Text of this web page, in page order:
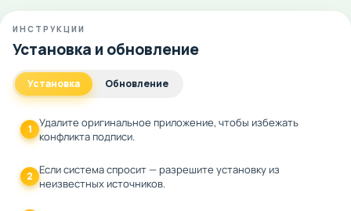
ИНСТРУКЦИИ
Установка и обновление
Установка Обновление
1 Удалите оригинальное приложение, чтобы избежать
конфликта подписи.
2 Если система спросит — разрешите установку из
неизвестных источников.